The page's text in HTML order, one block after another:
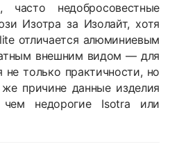
недобросовестные
Изотра за Изолайт, хотя
отличается алюминиевым
внешним видом — для
не только практичности, но
причине данные изделия
недорогие Isotra или